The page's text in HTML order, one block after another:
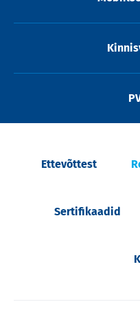
Ettevõttest
Sertifikaadid